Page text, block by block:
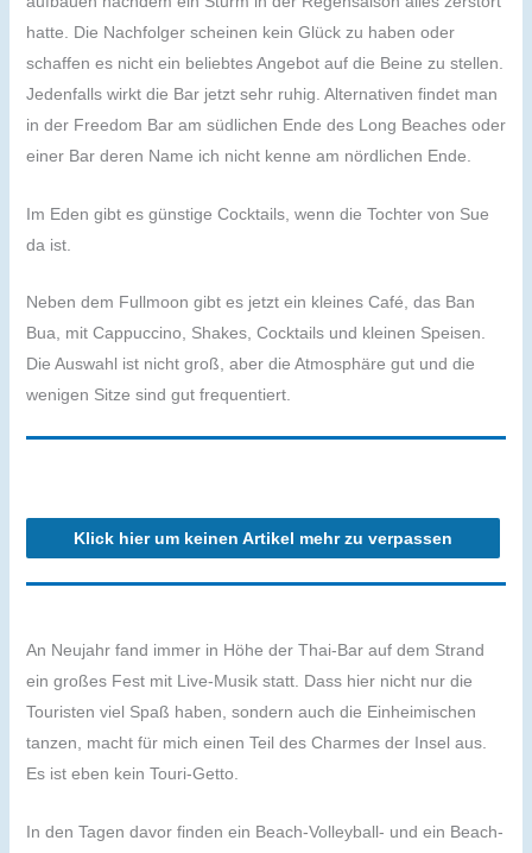
hatte. Die Nachfolger scheinen kein Glück zu haben oder
schaffen es nicht ein beliebtes Angebot auf die Beine zu stellen.
Jedenfalls wirkt die Bar jetzt sehr ruhig. Alternativen findet man
in der Freedom Bar am südlichen Ende des Long Beaches oder
einer Bar deren Name ich nicht kenne am nördlichen Ende.
Im Eden gibt es günstige Cocktails, wenn die Tochter von Sue
da ist.
Neben dem Fullmoon gibt es jetzt ein kleines Café, das Ban
Bua, mit Cappuccino, Shakes, Cocktails und kleinen Speisen.
Die Auswahl ist nicht groß, aber die Atmosphäre gut und die
wenigen Sitze sind gut frequentiert.
Klick hier um keinen Artikel mehr zu verpassen
An Neujahr fand immer in Höhe der Thai-Bar auf dem Strand
ein großes Fest mit Live-Musik statt. Dass hier nicht nur die
Touristen viel Spaß haben, sondern auch die Einheimischen
tanzen, macht für mich einen Teil des Charmes der Insel aus.
Es ist eben kein Touri-Getto.
In den Tagen davor finden ein Beach-Volleyball- und ein Beach-